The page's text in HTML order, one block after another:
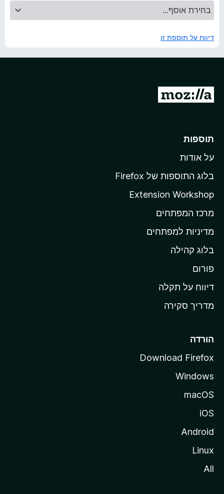
דיווח על תוספת זו
מ
ד
ף
ב
י
ת
ל
M
i
l
תוספות
על אודות
בלוג התוספות של Firefox
Extension Workshop
מרכז המפתחים
מדיניות למפתחים
בלוג קהילה
פורום
דיווח על תקלה
מדריך סקירה
הורדה
Download Firefox
Windows
macOS
iOS
Android
Linux
All